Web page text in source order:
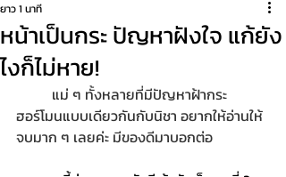
หน้าเป็นกระ ปัญหาฝังใจ แก้ยัง
ไงก็ไม่หาย!
ยาว 1 นาที
แม่ ๆ ทั้งหลายที่มีปัญหาฝ้ากระ
ฮอร์โมนแบบเดียวกันกับนิชา อยากให้อ่านให้
จบมาก ๆ เลยค่ะ มีของดีมาบอกต่อ